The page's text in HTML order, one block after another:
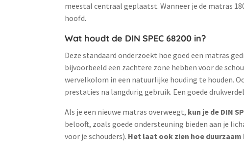
meestal centraal geplaatst. Wanneer je de matras
hoofd.
Wat houdt de DIN SPEC 68200 in?
Deze standaard onderzoekt hoe goed een matras
bijvoorbeeld een zachtere zone hebben voor de
wervelkolom in een natuurlijke houding te houden.
prestaties na langdurig gebruik. Een goede
Als je een nieuwe matras overweegt, kun je de DIN
belooft, zoals goede ondersteuning bieden aan je
voor je schouders). Het laat ook zien hoe